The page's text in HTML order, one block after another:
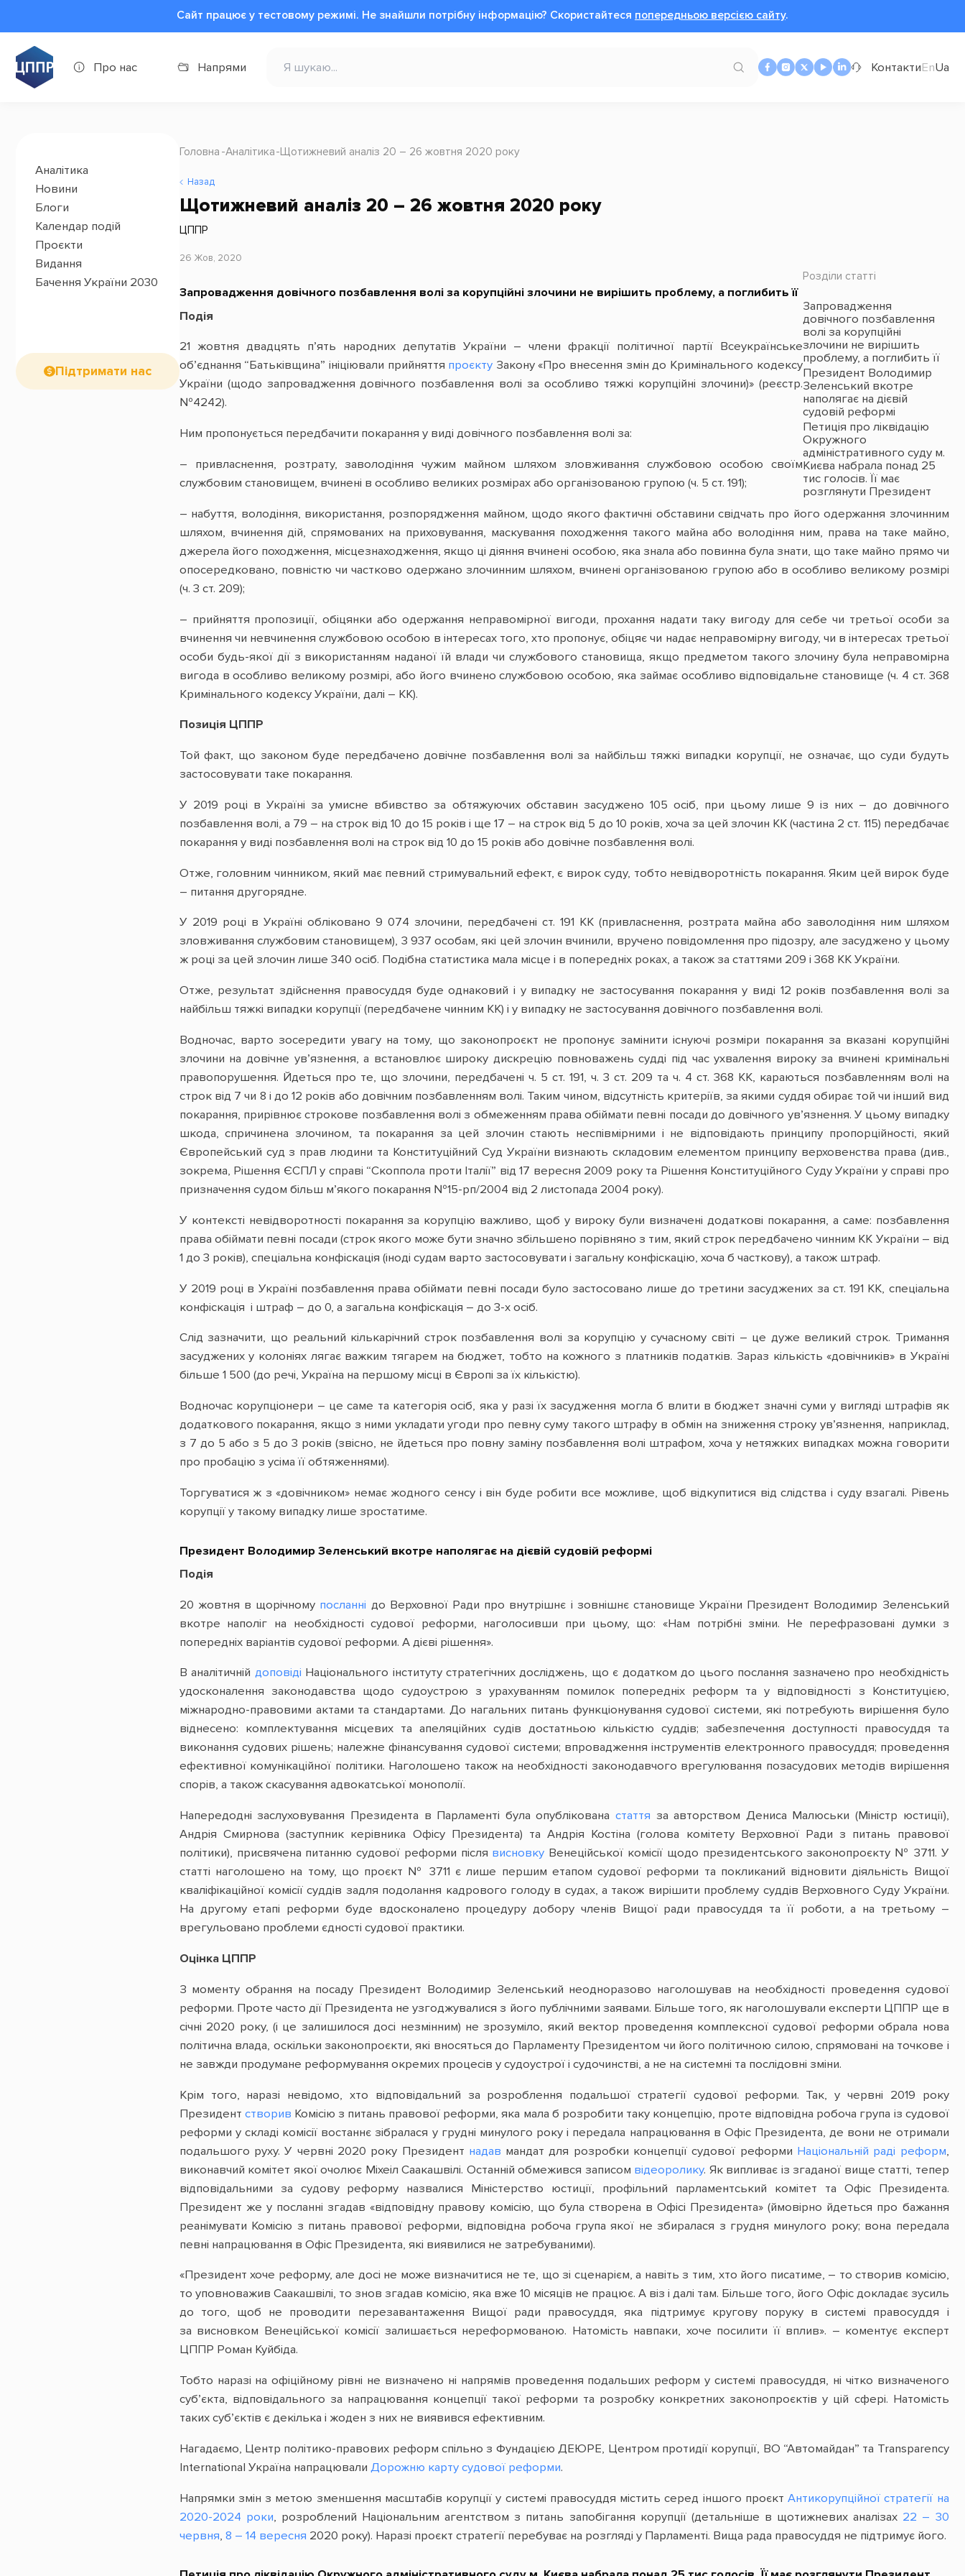
Сайт працює у тестовому режимі. Не знайшли потрібну інформацію? Cкористайтеся попередньою версією сайту.
Про нас Напрями КонтактиEnUa
Аналітика
Новини
Блоги
Календар подій
Проєкти
Видання
Бачення України 2030
Підтримати нас
Головна Аналітика Щотижневий аналіз 20 – 26 жовтня 2020 року
Назад
Щотижневий аналіз 20 – 26 жовтня 2020 року
ЦППР
26 Жов, 2020
Розділи статті
Запровадження
довічного позбавлення
волі за корупційні
злочини не вирішить
проблему, а поглибить її
Президент Володимир
Зеленський вкотре
наполягає на дієвій
судовій реформі
Петиція про ліквідацію
Окружного
адміністративного суду м.
Києва набрала понад 25
тис голосів. Її має
розглянути Президент
Запровадження довічного позбавлення волі за корупційні злочини не вирішить проблему, а поглибить її
Подія
21 жовтня двадцять п’ять народних депутатів України – члени фракції політичної партії Всеукраїнське
об’єднання “Батьківщина” ініціювали прийняття проєкту Закону «Про внесення змін до Кримінального кодексу
України (щодо запровадження довічного позбавлення волі за особливо тяжкі корупційні злочини)» (реєстр.
№4242).
Ним пропонується передбачити покарання у виді довічного позбавлення волі за:
– привласнення, розтрату, заволодіння чужим майном шляхом зловживання службовою особою своїм
службовим становищем, вчинені в особливо великих розмірах або організованою групою (ч. 5 ст. 191);
– набуття, володіння, використання, розпорядження майном, щодо якого фактичні обставини свідчать про його одержання злочинним
шляхом, вчинення дій, спрямованих на приховування, маскування походження такого майна або володіння ним, права на таке майно,
джерела його походження, місцезнаходження, якщо ці діяння вчинені особою, яка знала або повинна була знати, що таке майно прямо чи
опосередковано, повністю чи частково одержано злочинним шляхом, вчинені організованою групою або в особливо великому розмірі
(ч. 3 ст. 209);
– прийняття пропозиції, обіцянки або одержання неправомірної вигоди, прохання надати таку вигоду для себе чи третьої особи за
вчинення чи невчинення службовою особою в інтересах того, хто пропонує, обіцяє чи надає неправомірну вигоду, чи в інтересах третьої
особи будь-якої дії з використанням наданої їй влади чи службового становища, якщо предметом такого злочину була неправомірна
вигода в особливо великому розмірі, або його вчинено службовою особою, яка займає особливо відповідальне становище (ч. 4 ст. 368
Кримінального кодексу України, далі – КК).
Позиція ЦППР
Той факт, що законом буде передбачено довічне позбавлення волі за найбільш тяжкі випадки корупції, не означає, що суди будуть
застосовувати таке покарання.
У 2019 році в Україні за умисне вбивство за обтяжуючих обставин засуджено 105 осіб, при цьому лише 9 із них – до довічного
позбавлення волі, а 79 – на строк від 10 до 15 років і ще 17 – на строк від 5 до 10 років, хоча за цей злочин КК (частина 2 ст. 115) передбачає
покарання у виді позбавлення волі на строк від 10 до 15 років або довічне позбавлення волі.
Отже, головним чинником, який має певний стримувальний ефект, є вирок суду, тобто невідворотність покарання. Яким цей вирок буде
– питання другорядне.
У 2019 році в Україні обліковано 9 074 злочини, передбачені ст. 191 КК (привласнення, розтрата майна або заволодіння ним шляхом
зловживання службовим становищем), 3 937 особам, які цей злочин вчинили, вручено повідомлення про підозру, але засуджено у цьому
ж році за цей злочин лише 340 осіб. Подібна статистика мала місце і в попередніх роках, а також за статтями 209 і 368 КК України.
Отже, результат здійснення правосуддя буде однаковий і у випадку не застосування покарання у виді 12 років позбавлення волі за
найбільш тяжкі випадки корупції (передбачене чинним КК) і у випадку не застосування довічного позбавлення волі.
Водночас, варто зосередити увагу на тому, що законопроєкт не пропонує замінити існуючі розміри покарання за вказані корупційні
злочини на довічне ув’язнення, а встановлює широку дискрецію повноважень судді під час ухвалення вироку за вчинені кримінальні
правопорушення. Йдеться про те, що злочини, передбачені ч. 5 ст. 191, ч. 3 ст. 209 та ч. 4 ст. 368 КК, караються позбавленням волі на
строк від 7 чи 8 і до 12 років або довічним позбавленням волі. Таким чином, відсутність критеріїв, за якими суддя обирає той чи інший вид
покарання, прирівнює строкове позбавлення волі з обмеженням права обіймати певні посади до довічного ув’язнення. У цьому випадку
шкода, спричинена злочином, та покарання за цей злочин стають неспівмірними і не відповідають принципу пропорційності, який
Європейський суд з прав людини та Конституційний Суд України визнають складовим елементом принципу верховенства права (див.,
зокрема, Рішення ЄСПЛ у справі “Скоппола проти Італії” від 17 вересня 2009 року та Рішення Конституційного Суду України у справі про
призначення судом більш м’якого покарання №15-рп/2004 від 2 листопада 2004 року).
У контексті невідворотності покарання за корупцію важливо, щоб у вироку були визначені додаткові покарання, а саме: позбавлення
права обіймати певні посади (строк якого може бути значно збільшено порівняно з тим, який строк передбачено чинним КК України – від
1 до 3 років), спеціальна конфіскація (іноді судам варто застосовувати і загальну конфіскацію, хоча б часткову), а також штраф.
У 2019 році в Україні позбавлення права обіймати певні посади було застосовано лише до третини засуджених за ст. 191 КК, спеціальна
конфіскація і штраф – до 0, а загальна конфіскація – до 3-х осіб.
Слід зазначити, що реальний кількарічний строк позбавлення волі за корупцію у сучасному світі – це дуже великий строк. Тримання
засуджених у колоніях лягає важким тягарем на бюджет, тобто на кожного з платників податків. Зараз кількість «довічників» в Україні
більше 1 500 (до речі, Україна на першому місці в Європі за їх кількістю).
Водночас корупціонери – це саме та категорія осіб, яка у разі їх засудження могла б влити в бюджет значні суми у вигляді штрафів як
додаткового покарання, якщо з ними укладати угоди про певну суму такого штрафу в обмін на зниження строку ув’язнення, наприклад,
з 7 до 5 або з 5 до 3 років (звісно, не йдеться про повну заміну позбавлення волі штрафом, хоча у нетяжких випадках можна говорити
про пробацію з усіма її обтяженнями).
Торгуватися ж з «довічником» немає жодного сенсу і він буде робити все можливе, щоб відкупитися від слідства і суду взагалі. Рівень
корупції у такому випадку лише зростатиме.
Президент Володимир Зеленський вкотре наполягає на дієвій судовій реформі
Подія
20 жовтня в щорічному посланні до Верховної Ради про внутрішнє і зовнішнє становище України Президент Володимир Зеленський
вкотре наполіг на необхідності судової реформи, наголосивши при цьому, що: «Нам потрібні зміни. Не перефразовані думки з
попередніх варіантів судової реформи. А дієві рішення».
В аналітичній доповіді Національного інституту стратегічних досліджень, що є додатком до цього послання зазначено про необхідність
удосконалення законодавства щодо судоустрою з урахуванням помилок попередніх реформ та у відповідності з Конституцією,
міжнародно-правовими актами та стандартами. До нагальних питань функціонування судової системи, які потребують вирішення було
віднесено: комплектування місцевих та апеляційних судів достатньою кількістю суддів; забезпечення доступності правосуддя та
виконання судових рішень; належне фінансування судової системи; впровадження інструментів електронного правосуддя; проведення
ефективної комунікаційної політики. Наголошено також на необхідності законодавчого врегулювання позасудових методів вирішення
спорів, а також скасування адвокатської монополії.
Напередодні заслуховування Президента в Парламенті була опублікована стаття за авторством Дениса Малюськи (Міністр юстиції),
Андрія Смирнова (заступник керівника Офісу Президента) та Андрія Костіна (голова комітету Верховної Ради з питань правової
політики), присвячена питанню судової реформи після висновку Венеційської комісії щодо президентського законопроєкту № 3711. У
статті наголошено на тому, що проєкт № 3711 є лише першим етапом судової реформи та покликаний відновити діяльність Вищої
кваліфікаційної комісії суддів задля подолання кадрового голоду в судах, а також вирішити проблему суддів Верховного Суду України.
На другому етапі реформи буде вдосконалено процедуру добору членів Вищої ради правосуддя та її роботи, а на третьому –
врегульовано проблеми єдності судової практики.
Оцінка ЦППР
З моменту обрання на посаду Президент Володимир Зеленський неодноразово наголошував на необхідності проведення судової
реформи. Проте часто дії Президента не узгоджувалися з його публічними заявами. Більше того, як наголошували експерти ЦППР ще в
січні 2020 року, (і це залишилося досі незмінним) не зрозуміло, який вектор проведення комплексної судової реформи обрала нова
політична влада, оскільки законопроєкти, які вносяться до Парламенту Президентом чи його політичною силою, спрямовані на точкове і
не завжди продумане реформування окремих процесів у судоустрої і судочинстві, а не на системні та послідовні зміни.
Крім того, наразі невідомо, хто відповідальний за розроблення подальшої стратегії судової реформи. Так, у червні 2019 року
Президент створив Комісію з питань правової реформи, яка мала б розробити таку концепцію, проте відповідна робоча група із судової
реформи у складі комісії востаннє зібралася у грудні минулого року і передала напрацювання в Офіс Президента, де вони не отримали
подальшого руху. У червні 2020 року Президент надав мандат для розробки концепції судової реформи Національній раді реформ,
виконавчий комітет якої очолює Міхеіл Саакашвілі. Останній обмежився записом відеоролику. Як випливає із згаданої вище статті, тепер
відповідальними за судову реформу назвалися Міністерство юстиції, профільний парламентський комітет та Офіс Президента.
Президент же у посланні згадав «відповідну правову комісію, що була створена в Офісі Президента» (ймовірно йдеться про бажання
реанімувати Комісію з питань правової реформи, відповідна робоча група якої не збиралася з грудня минулого року; вона передала
певні напрацювання в Офіс Президента, які виявилися не затребуваними).
«Президент хоче реформу, але досі не може визначитися не те, що зі сценарієм, а навіть з тим, хто його писатиме, – то створив комісію,
то уповноважив Саакашвілі, то знов згадав комісію, яка вже 10 місяців не працює. А віз і далі там. Більше того, його Офіс докладає зусиль
до того, щоб не проводити перезавантаження Вищої ради правосуддя, яка підтримує кругову поруку в системі правосуддя і
за висновком Венеційської комісії залишається нереформованою. Натомість навпаки, хоче посилити її вплив». – коментує експерт
ЦППР Роман Куйбіда.
Тобто наразі на офіційному рівні не визначено ні напрямів проведення подальших реформ у системі правосуддя, ні чітко визначеного
суб’єкта, відповідального за напрацювання концепції такої реформи та розробку конкретних законопроєктів у цій сфері. Натомість
таких суб’єктів є декілька і жоден з них не виявився ефективним.
Нагадаємо, Центр політико-правових реформ спільно з Фундацією ДЕЮРЕ, Центром протидії корупції, ВО “Автомайдан” та Transparency
International Україна напрацювали Дорожню карту судової реформи.
Напрямки змін з метою зменшення масштабів корупції у системі правосуддя містить серед іншого проєктАнтикорупційної стратегії на
2020-2024 роки, розроблений Національним агентством з питань запобігання корупції (детальніше в щотижневих аналізах 22 – 30
червня, 8 – 14 вересня 2020 року). Наразі проєкт стратегії перебуває на розгляді у Парламенті. Вища рада правосуддя не підтримує його.